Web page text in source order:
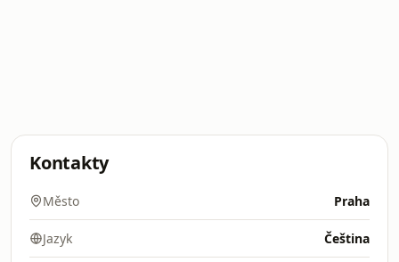
Kontakty
Město Praha
Jazyk Čeština